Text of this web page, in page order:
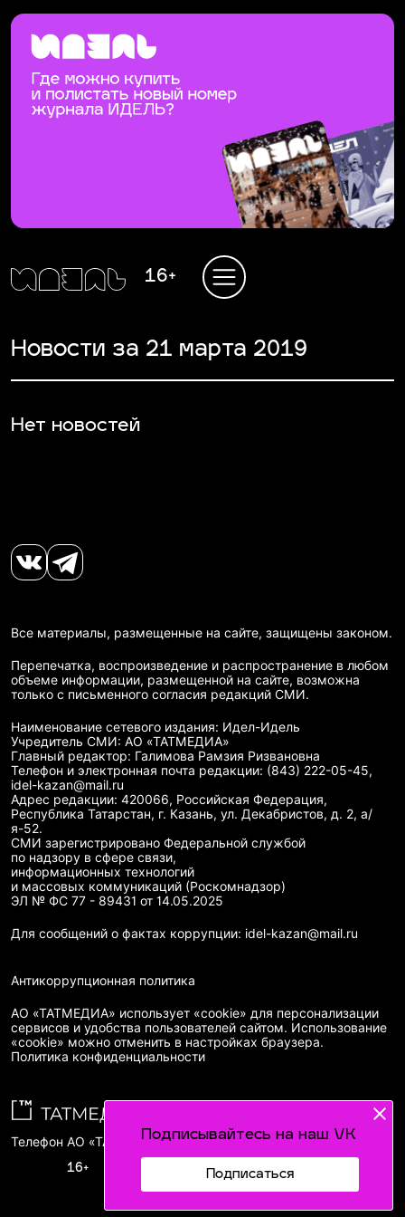
16+
Новости за 21 марта 2019
Нет новостей
Подписывайтесь на наш VK
Подписаться
Все материалы, размещенные на сайте, защищены законом.
Перепечатка, воспроизведение и распространение в любом
объеме информации, размещенной на сайте, возможна
только с письменного согласия редакций СМИ.
Наименование сетевого издания: Идел-Идель
Учредитель СМИ: АО «ТАТМЕДИА»
Главный редактор: Галимова Рамзия Ризвановна
Телефон и электронная почта редакции: (843) 222-05-45,
idel-kazan@mail.ru
Адрес редакции: 420066, Российская Федерация,
Республика Татарстан, г. Казань, ул. Декабристов, д. 2, а/
я-52.
СМИ зарегистрировано Федеральной службой
по надзору в сфере связи,
информационных технологий
и массовых коммуникаций (Роскомнадзор)
ЭЛ № ФС 77 - 89431 от 14.05.2025
Для сообщений о фактах коррупции: idel-kazan@mail.ru
Антикоррупционная политика
АО «ТАТМЕДИА» использует «cookie» для персонализации
сервисов и удобства пользователей сайтом. Использование
«cookie» можно отменить в настройках браузера.
Политика конфиденциальности
Телефон АО «ТАТМЕДИА»:(843) 222 09 84
16+